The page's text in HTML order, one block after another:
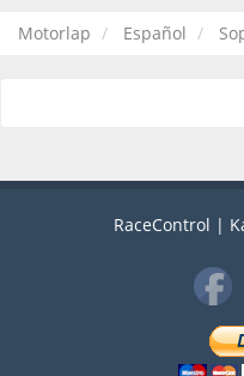
Motorlap Español
RaceControl |